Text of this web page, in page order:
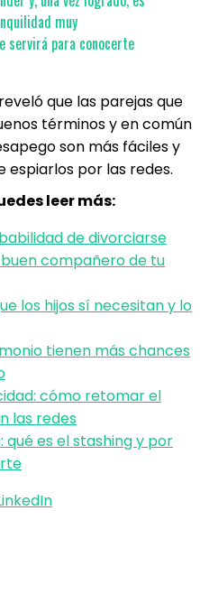
muy
servirá para conocerte
que las parejas que
términos y en común
son más fáciles y
espiarlos por las redes.
leer más:
de divorciarse
compañero de tu
los hijos sí necesitan y lo
tienen más chances
cómo retomar el
las redes
qué es el stashing y por